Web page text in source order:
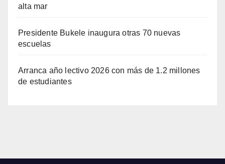
alta mar
Presidente Bukele inaugura otras 70 nuevas
escuelas
Arranca año lectivo 2026 con más de 1.2 millones
de estudiantes